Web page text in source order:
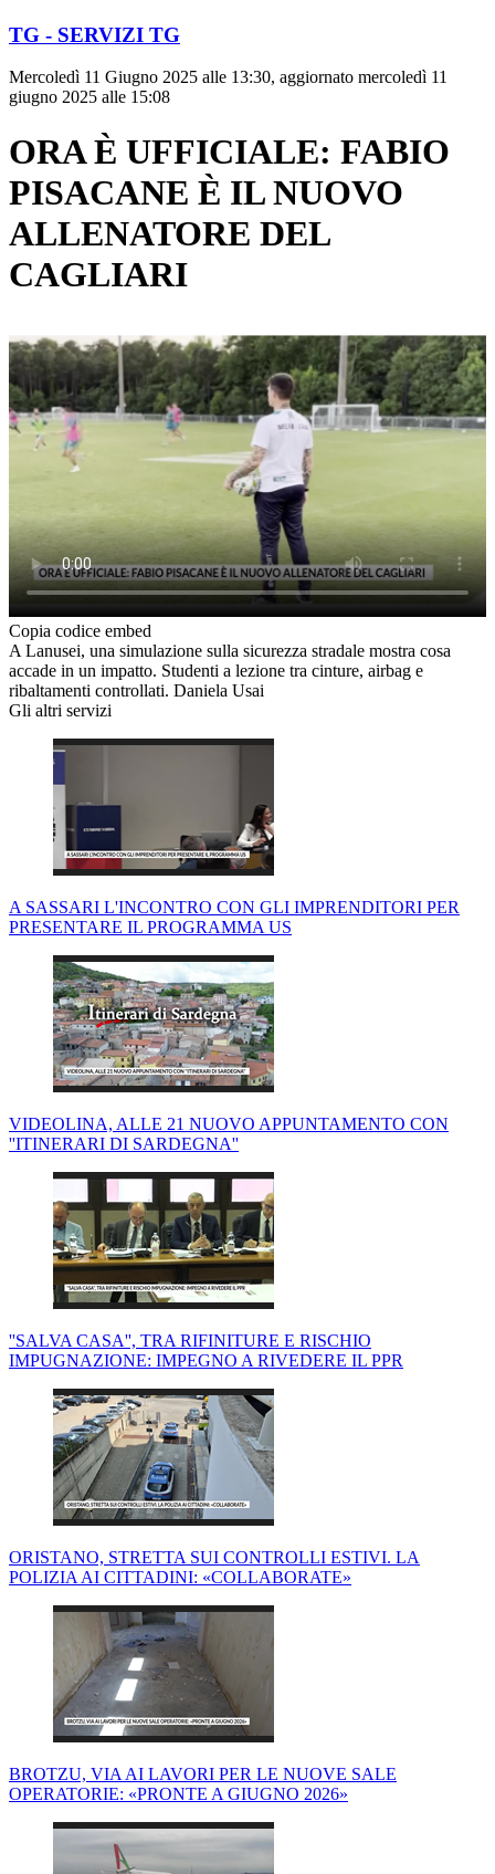
TG - SERVIZI TG
Mercoledì 11 Giugno 2025 alle 13:30, aggiornato mercoledì 11
giugno 2025 alle 15:08
ORA È UFFICIALE: FABIO
PISACANE È IL NUOVO
ALLENATORE DEL
CAGLIARI
Copia codice embed
A Lanusei, una simulazione sulla sicurezza stradale mostra cosa
accade in un impatto. Studenti a lezione tra cinture, airbag e
ribaltamenti controllati. Daniela Usai
Gli altri servizi
A SASSARI L'INCONTRO CON GLI IMPRENDITORI PER
PRESENTARE IL PROGRAMMA US
VIDEOLINA, ALLE 21 NUOVO APPUNTAMENTO CON
''ITINERARI DI SARDEGNA''
''SALVA CASA'', TRA RIFINITURE E RISCHIO
IMPUGNAZIONE: IMPEGNO A RIVEDERE IL PPR
ORISTANO, STRETTA SUI CONTROLLI ESTIVI. LA
POLIZIA AI CITTADINI: «COLLABORATE»
BROTZU, VIA AI LAVORI PER LE NUOVE SALE
OPERATORIE: «PRONTE A GIUGNO 2026»